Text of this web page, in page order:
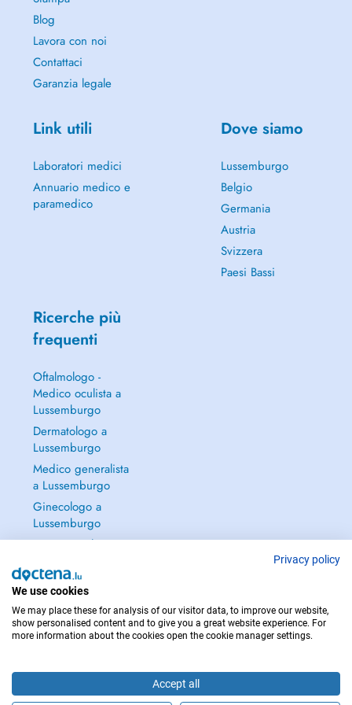
Lösungsansätze zu entwickeln und Ihre Stärke zu (re)aktivieren.
Gemeinsam erarbeiten wir individuelle Wege, um Ihr Leben positiv zu
gestalten.
- Jugendliche
- Familien
Blog
Lavora con noi
Contattaci
Garanzia legale
Link utili
Laboratori medici
Annuario medico e
paramedico
Dove siamo
Lussemburgo
Belgio
Germania
Austria
Svizzera
Paesi Bassi
Ricerche più
frequenti
Oftalmologo -
Medico oculista a
Lussemburgo
Dermatologo a
Lussemburgo
Medico generalista
a Lussemburgo
Ginecologo a
Lussemburgo
Continua a leggere
PER LE URGENZE, CONSULTARE : 112
Privacy policy
We use cookies
We may place these for analysis of our visitor data, to improve our website,
show personalised content and to give you a great website experience. For
more information about the cookies open the cookie manager settings.
Accept all